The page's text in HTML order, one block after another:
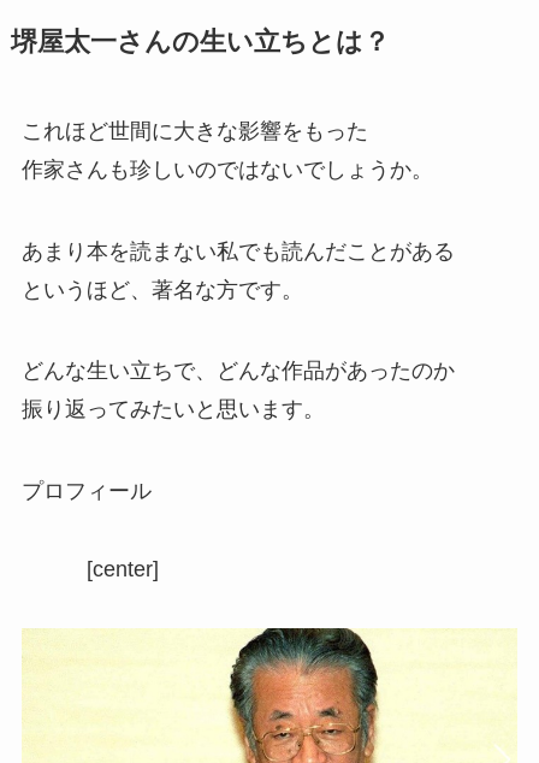
堺屋太一さんの生い立ちとは？
これほど世間に大きな影響をもった
作家さんも珍しいのではないでしょうか。
あまり本を読まない私でも読んだことがある
というほど、著名な方です。
どんな生い立ちで、どんな作品があったのか
振り返ってみたいと思います。
プロフィール
[center]